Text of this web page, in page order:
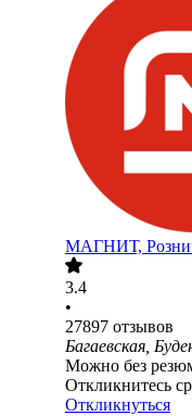
МАГНИТ,
3.4
•
27897 отзывов
Багаевская,
Можно без
Откликнитесь
Откликнуться